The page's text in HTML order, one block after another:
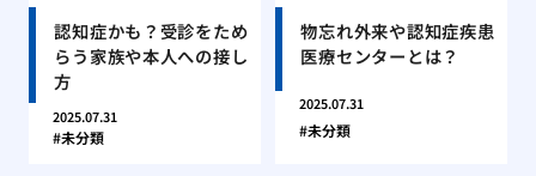
認知症かも？受診をため
らう家族や本人への接し
方
2025.07.31
未分類
物忘れ外来や認知症疾患
医療センターとは？
2025.07.31
未分類